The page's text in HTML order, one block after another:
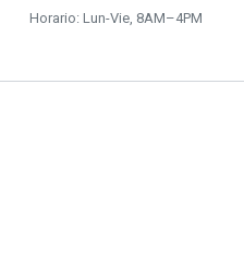
Horario: Lun-Vie, 8AM–4PM